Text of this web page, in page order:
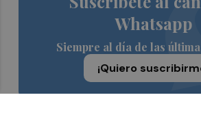
Whatsapp
Siempre al día de las
¡Quiero